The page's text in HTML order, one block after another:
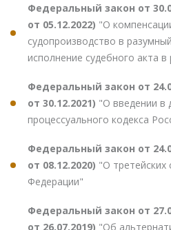
Федеральный закон от
от 05.12.2022) "О
судопроизводство в
исполнение судебного акта
Федеральный закон от
от 30.12.2021) "О введении в
процессуального кодекса
Федеральный закон от
от 08.12.2020) "О третейских
Федерации"
Федеральный закон от
от 26.07.2019) "Об